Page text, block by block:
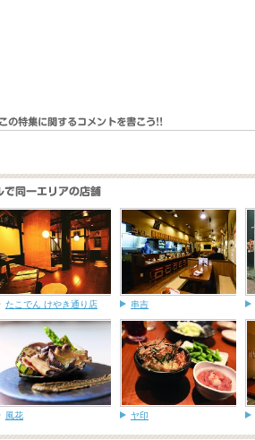
たこでん けやき通り店 串吉
風花 ヤ印